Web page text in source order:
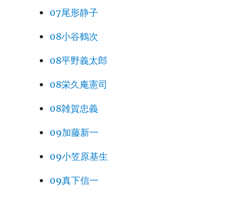
07尾形静子
08小谷鶴次
08平野義太郎
08栄久庵憲司
08雑賀忠義
09加藤新一
09小笠原基生
09真下信一